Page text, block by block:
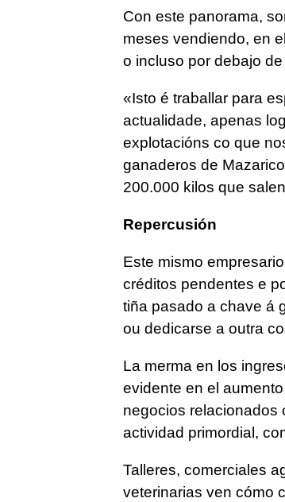
Con este panorama,
meses vendiendo, en
o incluso por debajo
«Isto é traballar para
actualidade, apenas
explotacións co que
ganaderos de
200.000 kilos que
Repercusión
Este mismo
créditos pendentes e
tiña pasado a chave á
ou dedicarse a outra
La merma en los
evidente en el
negocios relacionados
actividad primordial,
Talleres, comerciales
veterinarias ven cómo